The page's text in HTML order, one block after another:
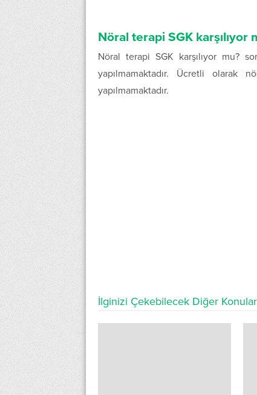
Nöral terapi SGK karşılıyor
Nöral terapi SGK karşılıyor mu?
yapılmamaktadır. Ücretli olarak
yapılmamaktadır.
İlginizi Çekebilecek Diğer Konular